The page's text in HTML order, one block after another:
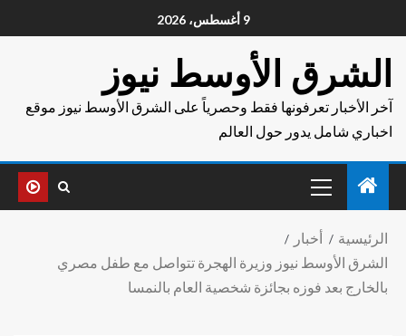
9 أغسطس، 2026
الشرق الأوسط نيوز
آخر الأخبار تعرفونها فقط وحصرياً على الشرق الأوسط نيوز موقع
اخباري شامل يدور حول العالم
الرئيسية
أخبار
الشرق الأوسط نيوز وزيرة الهجرة تتواصل مع طفل مصري
بالخارج بعد فوزه بجائزة شخصية العام بالنمسا